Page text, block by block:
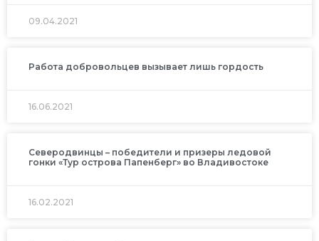
09.04.2021
Работа добровольцев вызывает лишь гордость
16.06.2021
Северодвинцы – победители и призеры ледовой
гонки «Тур острова Папенберг» во Владивостоке
16.02.2021